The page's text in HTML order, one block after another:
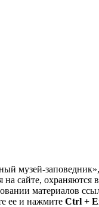
музей-
сайте, охраняются
материалов
ее и нажмите Ctrl +